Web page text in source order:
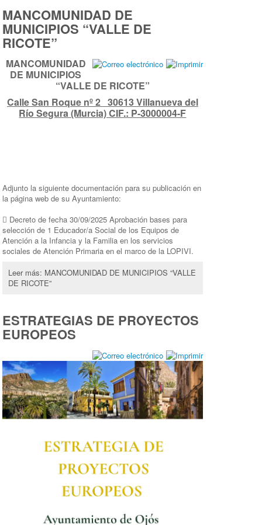
MANCOMUNIDAD DE
MUNICIPIOS “VALLE DE
RICOTE”
MANCOMUNIDAD
DE MUNICIPIOS
“VALLE DE RICOTE”
Calle San Roque nº 2 30613 Villanueva del
Río Segura (Murcia) CIF.: P-3000004-F
Adjunto la siguiente documentación para su publicación en
la página web de su Ayuntamiento:
 Decreto de fecha 30/09/2025 Aprobación bases para
selección de 1 Educador/a Social de los Equipos de
Atención a la Infancia y la Familia en los servicios
sociales de Atención Primaria en el marco de la LOPIVI.
Leer más: MANCOMUNIDAD DE MUNICIPIOS “VALLE
DE RICOTE”
ESTRATEGIAS DE PROYECTOS
EUROPEOS